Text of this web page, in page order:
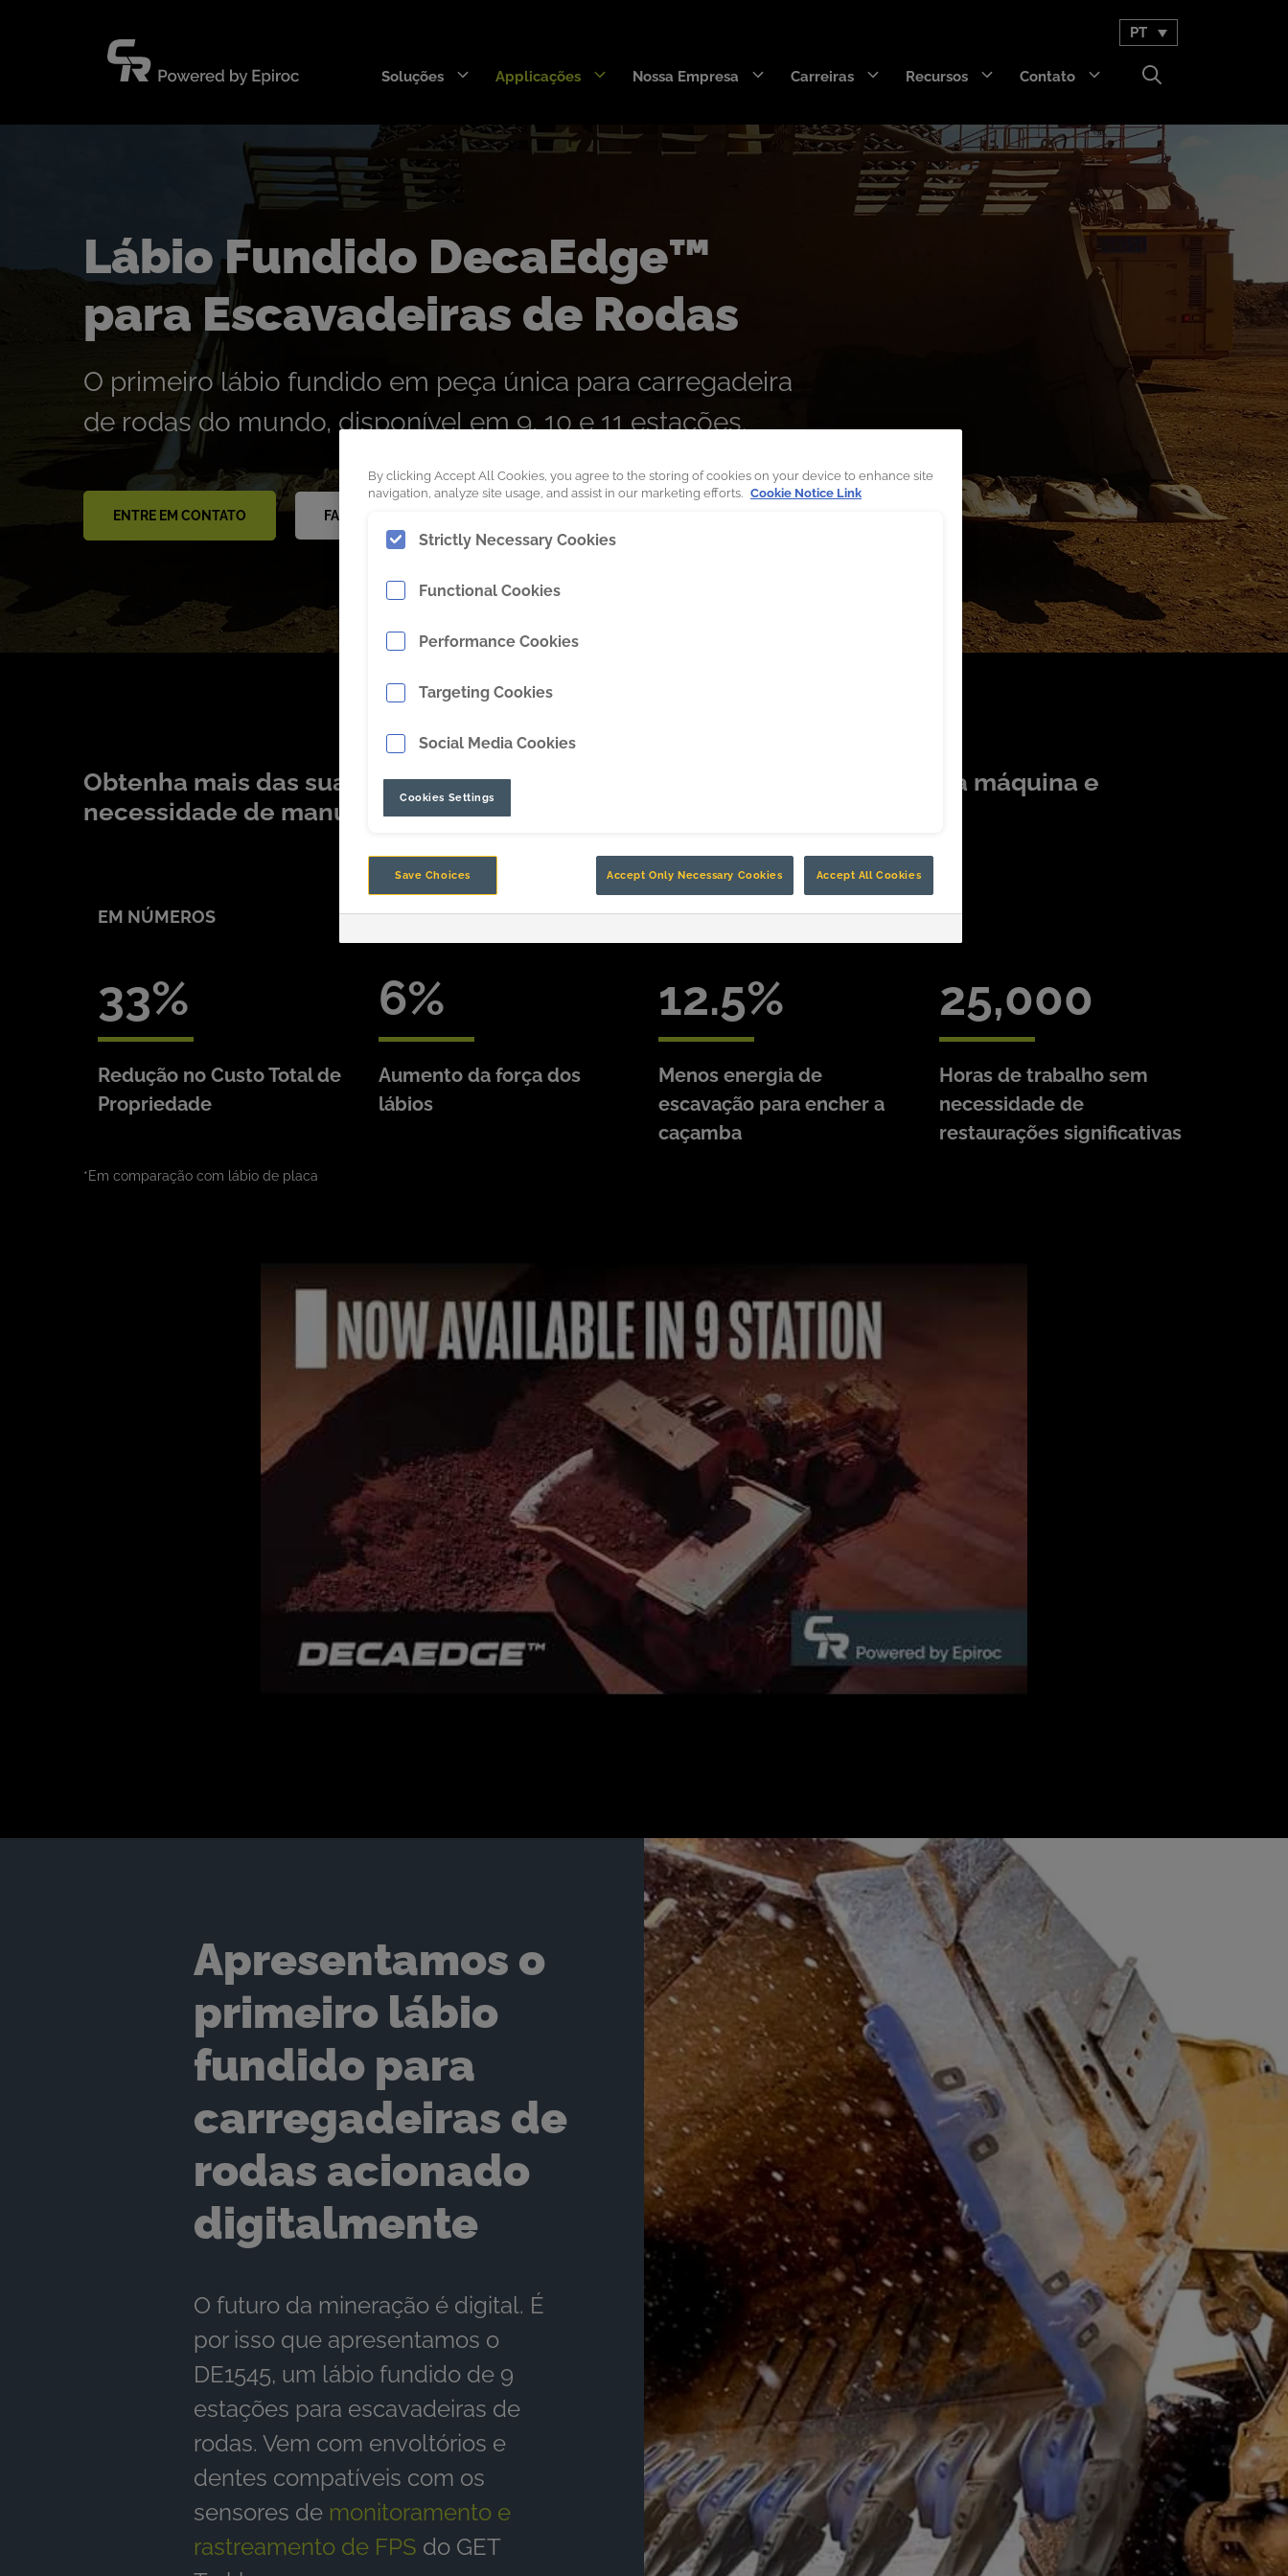
PT
Soluções Applicações
RazerEdge™
Rigging para Draglines
DipperEdge™
TLC™
GRIPAssist™
GET Trakka™
Nossa Empresa Carreiras Recursos Contato
Lábio Fundido DecaEdge™
para Escavadeiras de Rodas
O primeiro lábio fundido em peça única para carregadeira
de rodas do mundo, disponível em 9, 10 e 11 estações.
ENTRE EM CONTATO FAÇA DOWNLOAD DO FOLHETO
Obtenha mais das suas carregadeiras de rodas com menores desgaste da máquina e
necessidade de manutenção e maiores cargas úteis.
EM NÚMEROS
33
Redução no Custo Total de
Propriedade
6
Aumento da força dos
lábios
12.5
Menos energia de
escavação para encher a
caçamba
25,000
Horas de trabalho sem
necessidade de
restaurações significativas
*Em comparação com lábio de placa
Apresentamos o
primeiro lábio
fundido para
carregadeiras de
rodas acionado
digitalmente
O futuro da mineração é digital. É
por isso que apresentamos o
DE1545, um lábio fundido de 9
estações para escavadeiras de
rodas. Vem com envoltórios e
dentes compatíveis com os
sensores de monitoramento e
rastreamento de FPS do GET
By clicking Accept All Cookies, you agree to the storing of cookies on your device to enhance site
navigation, analyze site usage, and assist in our marketing efforts. Cookie Notice Link
Strictly Necessary Cookies
Functional Cookies
Performance Cookies
Targeting Cookies
Social Media Cookies
Cookies Settings
Save Choices Accept Only Necessary Cookies Accept All Cookies